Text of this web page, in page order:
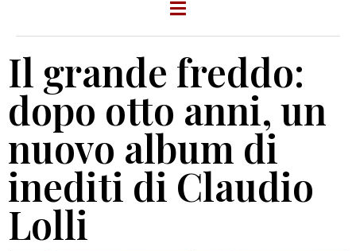
Il grande freddo:
dopo otto anni, un
nuovo album di
inediti di Claudio
Lolli